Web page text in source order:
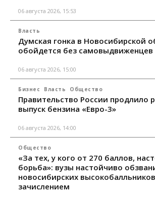
06 августа 2026, 15:53
Власть
Думская гонка в Новосибирской
обойдется без самовыдвиженцев
06 августа 2026, 15:00
Бизнес Власть Общество
Правительство России продлило
выпуск бензина «Евро-3»
06 августа 2026, 14:00
Общество
«За тех, у кого от 270 баллов,
борьба»: вузы настойчиво
новосибирских
зачислением